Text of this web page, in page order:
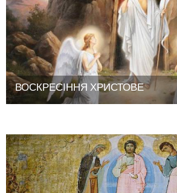
ВОСКРЕСІННЯ ХРИСТОВЕ